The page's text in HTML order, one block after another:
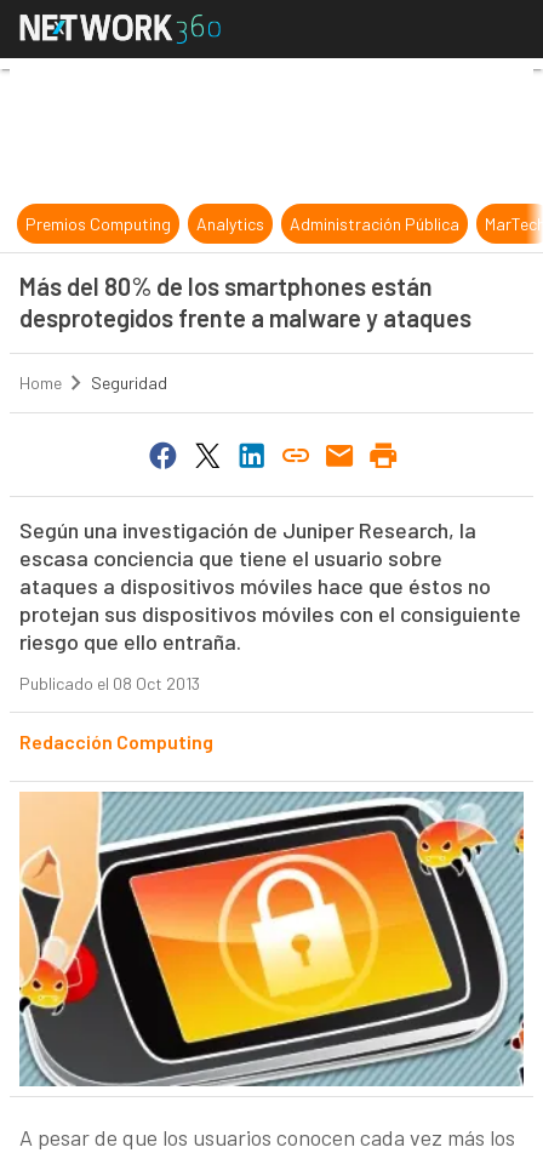
Más del 80% de los smartphones
Premios Computing Analytics Administración Pública
Más del 80% de los smartphones están
desprotegidos frente a malware y ataques
Home Seguridad
Según una investigación de Juniper Research, la
escasa conciencia que tiene el usuario sobre
ataques a dispositivos móviles hace que éstos no
protejan sus dispositivos móviles con el consiguiente
riesgo que ello entraña.
Publicado el 08 Oct 2013
Redacción Computing
A pesar de que los usuarios conocen cada vez más los